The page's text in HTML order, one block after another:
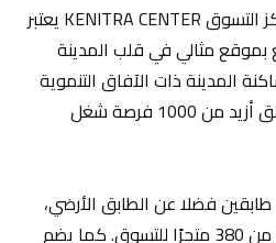
ووفق بلاغ صحافي، فإن مركز التسوق KENITRA CENTER يعتبر
بموقع مثالي في قلب المدينة
المدينة ذات الآفاق التنموية
الواعدة، والتي تطمح إلى خلق أزيد من 1000 فرصة شغل
فضلا عن الطابق الأرضي،
وفق المصدر ذاته، على أكثر من 380 متجرًا للتسوق. كما يضم